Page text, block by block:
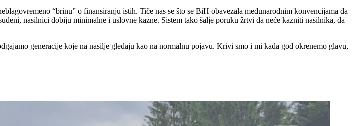
“brinu” o finansiranju istih. Tiče nas se što se BiH obavezala međunarodnim konvencijama da
nasilnici dobiju minimalne i uslovne kazne. Sistem tako šalje poruku žrtvi da neće kazniti nasilnika, da
generacije koje na nasilje gledaju kao na normalnu pojavu. Krivi smo i mi kada god okrenemo glavu,